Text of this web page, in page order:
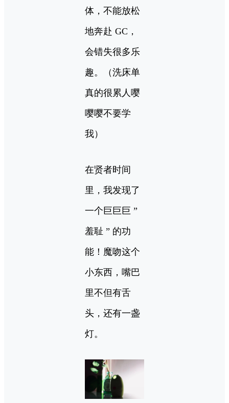
体，不能放松
地奔赴 GC，
会错失很多乐
趣。（洗床单
真的很累人嘤
嘤嘤不要学
我）
在贤者时间
里，我发现了
一个巨巨巨 ”
羞耻 ” 的功
能！魔吻这个
小东西，嘴巴
里不但有舌
头，还有一盏
灯。